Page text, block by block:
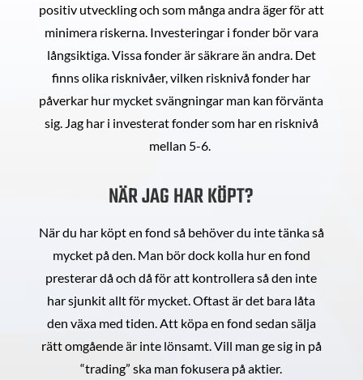
positiv utveckling och som många andra äger för att
minimera riskerna. Investeringar i fonder bör vara
långsiktiga. Vissa fonder är säkrare än andra. Det
finns olika risknivåer, vilken risknivå fonder har
påverkar hur mycket svängningar man kan förvänta
sig. Jag har i investerat fonder som har en risknivå
mellan 5-6.
NÄR JAG HAR KÖPT?
När du har köpt en fond så behöver du inte tänka så
mycket på den. Man bör dock kolla hur en fond
presterar då och då för att kontrollera så den inte
har sjunkit allt för mycket. Oftast är det bara låta
den växa med tiden. Att köpa en fond sedan sälja
rätt omgående är inte lönsamt. Vill man ge sig in på
“trading” ska man fokusera på aktier.